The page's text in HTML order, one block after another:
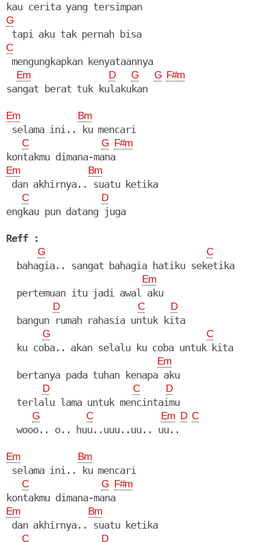
kau cerita yang tersimpan
G
C
mengungkapkan kenyataannya
Em D G G F#m
sangat berat tuk kulakukan
Em Bm
selama ini.. ku mencari
C G F#m
kontakmu dimana-mana
Em Bm
dan akhirnya.. suatu ketika
C D
engkau pun datang juga
Reff :
G C
  bahagia.. sangat bahagia hatiku seketika
Em
  pertemuan itu jadi awal aku
D C D
  bangun rumah rahasia untuk kita
G C
  ku coba.. akan selalu ku coba untuk kita
Em
  bertanya pada tuhan kenapa aku
D C D
  terlalu lama untuk mencintaimu
G C Em D C
  wooo.. o.. huu..uuu..uu.. uu..
Em Bm
selama ini.. ku mencari
C G F#m
kontakmu dimana-mana
Em Bm
dan akhirnya.. suatu ketika
C D